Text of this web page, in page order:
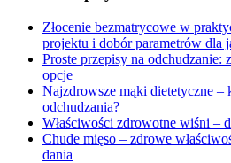
Złocenie bezmatrycowe w
projektu i dobór parametrów dla
Proste przepisy na
opcje
Najzdrowsze mąki dietetyczne –
odchudzania?
Właściwości zdrowotne wiśni –
Chude mięso – zdrowe
dania